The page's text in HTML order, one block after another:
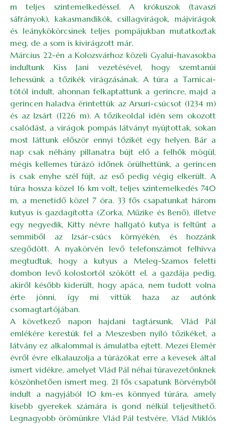
m teljes szintemelkedéssel. A krókuszok (tavaszi
sáfrányok), kakasmandikók, csillagvirágok, májvirágok
és leánykökörcsinek teljes pompájukban mutatkoztak
meg, de a som is kivirágzott már.
Március 22-én a Kolozsvárhoz közeli Gyalui-havasokba
indultunk Kiss Jani vezetésével, hogy szemtanúi
lehessünk a tőzikék virágzásának. A túra a Tarnicai-
tótól indult, ahonnan felkaptattunk a gerincre, majd a
gerincen haladva érintettük az Arsuri-csúcsot (1234 m)
és az Izsárt (1226 m). A tőzikeoldal idén sem okozott
csalódást, a virágok pompás látványt nyújtottak, sokan
most láttunk először ennyi tőzikét egy helyen. Bár a
nap csak néhány pillanatra bújt elő a felhők mögül,
mégis kellemes túrázó időnek örülhettünk, a gerincen
is csak enyhe szél fújt, az eső pedig végig elkerült. A
túra hossza közel 16 km volt, teljes szintemelkedés 740
m, a menetidő közel 7 óra. 33 fős csapatunkat három
kutyus is gazdagította (Zorka, Műzike és Benő), illetve
egy negyedik, Kitty névre hallgató kutya is feltűnt a
semmiből az Izsár-csúcs környékén, és hozzánk
szegődött. A nyakörvén levő telefonszámot felhívva
megtudtuk, hogy a kutyus a Meleg-Szamos feletti
dombon levő kolostortól szökött el, a gazdája pedig,
akiről később kiderült, hogy apáca, nem tudott volna
érte jönni, így mi vittük haza az autónk
csomagtartójában.
A következő napon hajdani tagtársunk, Vlád Pál
emlékére kerestük fel a Meszesben nyíló tőzikéket, a
látvány ez alkalommal is ámulatba ejtett. Mezei Elemér
évről évre elkalauzolja a túrázókat erre a kevesek által
ismert vidékre, amelyet Vlád Pál néhai túravezetőnknek
köszönhetően ismert meg. 21 fős csapatunk Börvényből
indult a nagyjából 10 km-es könnyed túrára, amely
kisebb gyerekek számára is gond nélkül teljesíthető.
Legnagyobb örömünkre Vlád Pál testvére, Vlád Miklós